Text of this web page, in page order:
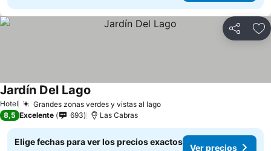
Compartir
Hotel Grandes zonas verdes y vistas al lago
Jardín Del Lago
8,5 Excelente 693 Las Cabras
Elige fechas para ver los precios exactos
Ver precios